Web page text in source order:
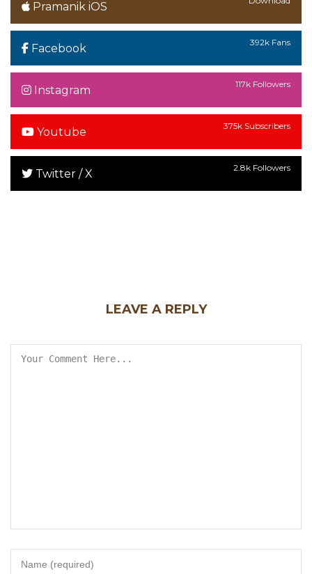
Pramanik iOS
Facebook 392k Fans
Instagram 117k Followers
Youtube 375k Subscribers
Twitter / X 2.8k Followers
LEAVE A REPLY